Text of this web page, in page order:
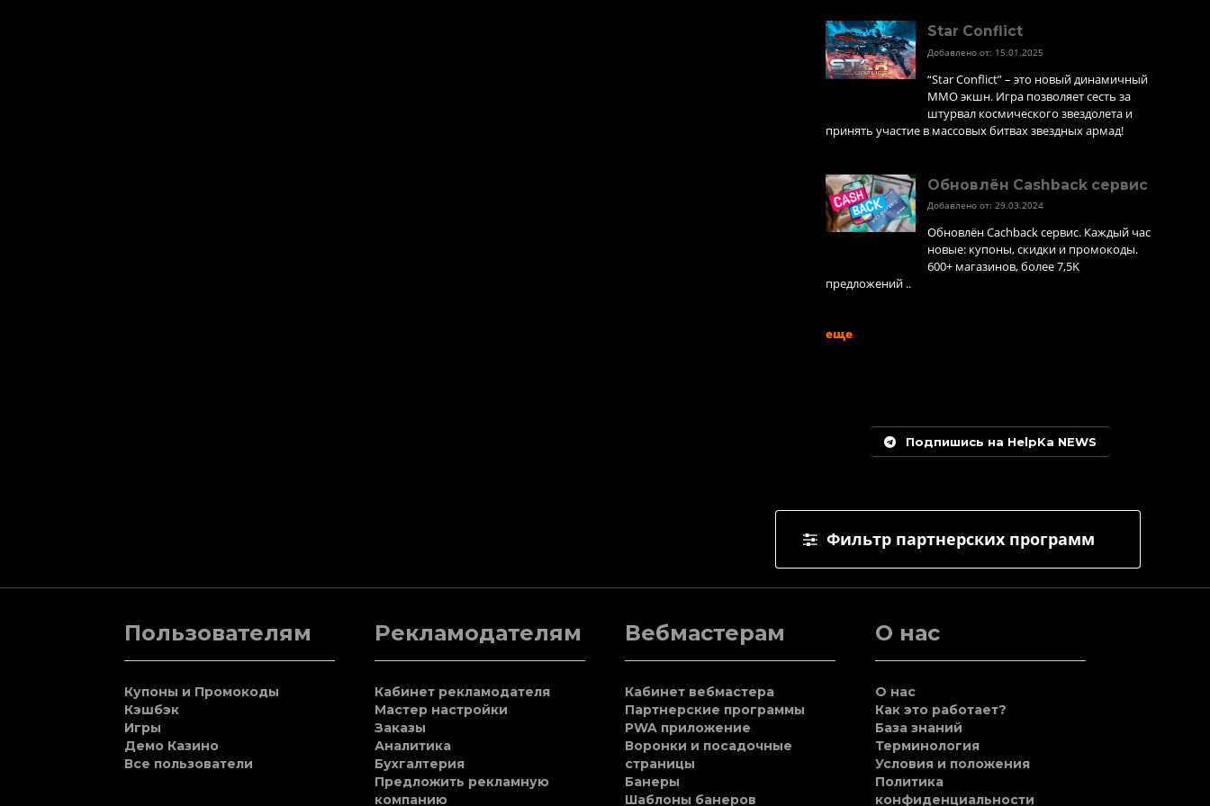
Star Conflict
Добавлено от: 15.01.2025
“Star Conflict” – это новый динамичный
MMO экшн. Игра позволяет сесть за
штурвал космического звездолета и
принять участие в массовых битвах звездных армад!
Обновлён Cashback сервис
Добавлено от: 29.03.2024
Обновлён Cachback сервис. Каждый час
новые: купоны, скидки и промокоды.
600+ магазинов, более 7,5K
предложений ..
еще
Подпишись на HelpKa NEWS
Фильтр партнерских программ
Пользователям
Купоны и Промокоды
Кэшбэк
Игры
Демо Казино
Все пользователи
Рекламодателям
Кабинет рекламодателя
Мастер настройки
Заказы
Аналитика
Бухгалтерия
Предложить рекламную
компанию
Вебмастерам
Кабинет вебмастера
Партнерские программы
PWA приложение
Воронки и посадочные
страницы
Банеры
Шаблоны банеров
О нас
О нас
Как это работает?
База знаний
Терминология
Условия и положения
Политика
конфиденциальности